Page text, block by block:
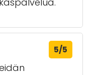
5/5